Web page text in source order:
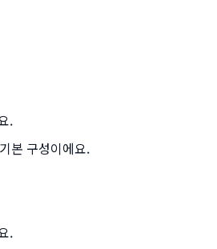
.
본 구성이에요.
.